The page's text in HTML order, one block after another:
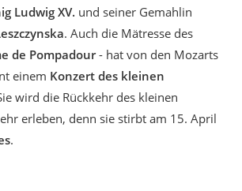
Ludwig XV. und seiner Gemahlin
. Auch die Mätresse des
de Pompadour- hat von den Mozarts
einem Konzert des kleinen
wird die Rückkehr des kleinen
erleben, denn sie stirbt am 15. April
.